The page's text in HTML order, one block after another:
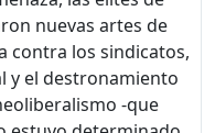
nuevas artes de
contra los sindicatos,
y el destronamiento
-que